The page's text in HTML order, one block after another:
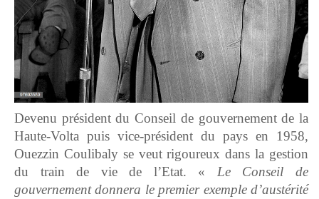
Devenu président du Conseil de gouvernement de la
Haute-Volta puis vice-président du pays en 1958,
Ouezzin Coulibaly se veut rigoureux dans la gestion
du train de vie de l’Etat. « Le Conseil de
gouvernement donnera le premier exemple d’austérité